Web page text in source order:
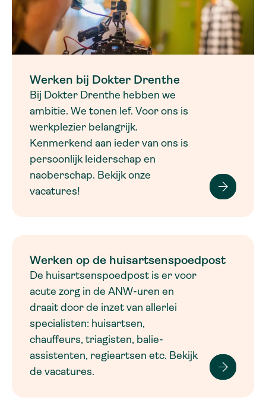
Werken bij Dokter Drenthe
Bij Dokter Drenthe hebben we
ambitie. We tonen lef. Voor ons is
werkplezier belangrijk.
Kenmerkend aan ieder van ons is
persoonlijk leiderschap en
naoberschap. Bekijk onze
vacatures!
Werken op de huisartsenspoedpost
De huisartsenspoedpost is er voor
acute zorg in de ANW-uren en
draait door de inzet van allerlei
specialisten: huisartsen,
chauffeurs, triagisten, balie-
assistenten, regieartsen etc. Bekijk
de vacatures.